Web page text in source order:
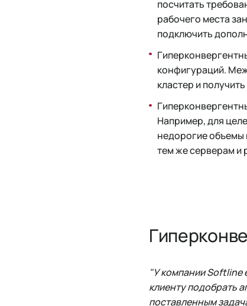
посчитать
рабочего места
подключить
конфигураций.
кластер и
Например, для
недорогие объемы
тем же серверам и
"У компании Softline
клиенту подобрать
поставленным